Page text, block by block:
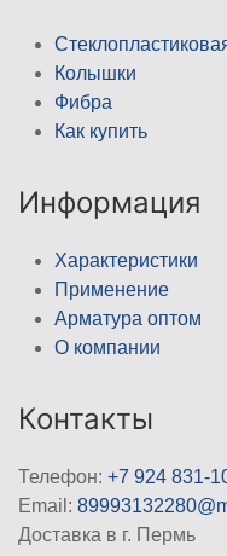
Колышки
Фибра
Как купить
Информация
Характеристики
Применение
Арматура оптом
О компании
Контакты
Телефон: +7 924 831-
Email:
Доставка в г. Пермь